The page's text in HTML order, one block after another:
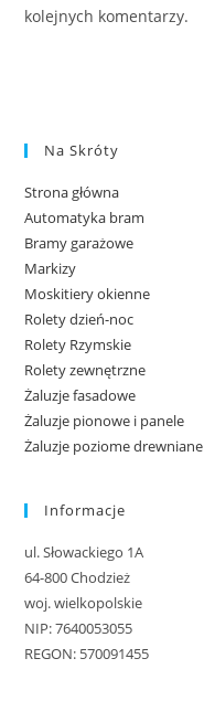
kolejnych komentarzy.
Na Skróty
Strona główna
Automatyka bram
Bramy garażowe
Markizy
Moskitiery okienne
Rolety dzień-noc
Rolety Rzymskie
Rolety zewnętrzne
Żaluzje fasadowe
Żaluzje pionowe i panele
Żaluzje poziome
Informacje
ul. Słowackiego 1A
64-800 Chodzież
woj. wielkopolskie
NIP: 7640053055
REGON: 570091455